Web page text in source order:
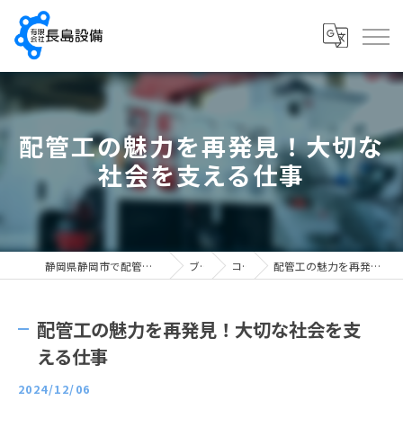
配管工の魅力を再発見！大切な
社会を支える仕事
静岡県静岡市で配管工の求人なら有限会社長島設備 ブログ コラム 配管工の魅力を再発見！大切な社会を支える仕事
配管工の魅力を再発見！大切な社会を支
える仕事
2024/12/06